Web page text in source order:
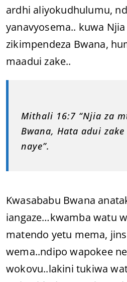
ardhi aliyokudhulumu,
yanavyosema.. kuwa
zikimpendeza Bwana,
maadui zake..
Mithali 16:7 “Njia za
Bwana, Hata adui
naye”.
Kwasababu Bwana
iangaze…kwamba watu
matendo yetu mema,
wema..ndipo wapokee
wokovu..lakini tukiwa